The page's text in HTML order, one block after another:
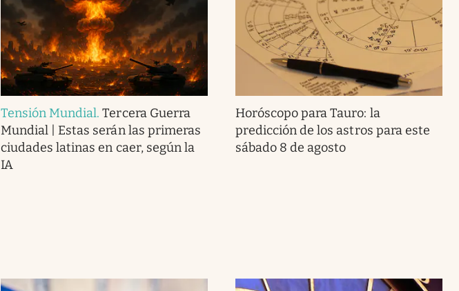
Tensión Mundial.Tercera Guerra
Mundial | Estas serán las primeras
ciudades latinas en caer, según la
IA
Horóscopo para Tauro: la
predicción de los astros para este
sábado 8 de agosto